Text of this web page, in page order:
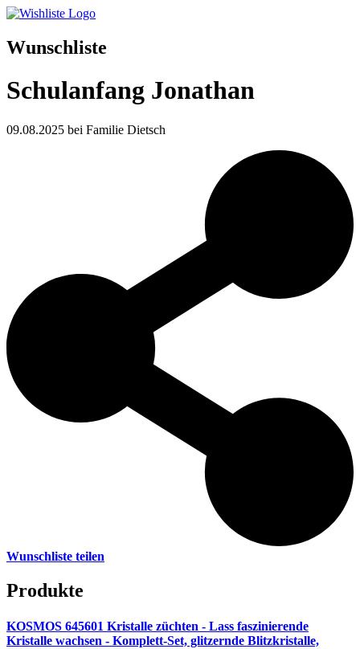
Wunschliste
Schulanfang Jonathan
09.08.2025 bei Familie Dietsch
Wunschliste teilen
Produkte
KOSMOS 645601 Kristalle züchten - Lass faszinierende
Kristalle wachsen - Komplett-Set, glitzernde Blitzkristalle,